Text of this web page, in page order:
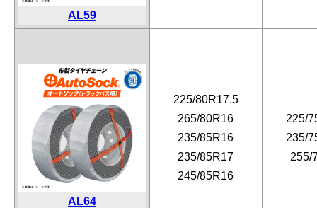
AL59
AL64
225/80R17.5
265/80R16
235/85R16
235/85R17
245/85R16
225/
235/
255/